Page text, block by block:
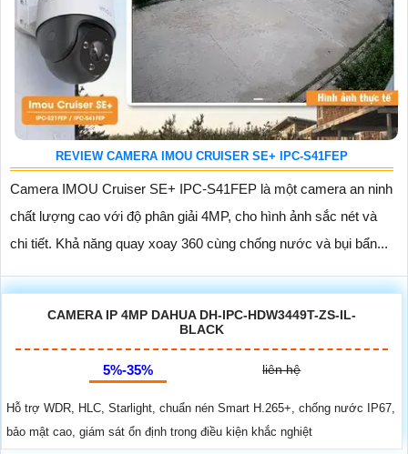
REVIEW CAMERA IMOU CRUISER SE+ IPC-S41FEP
Camera IMOU Cruiser SE+ IPC-S41FEP là một camera an ninh
chất lượng cao với độ phân giải 4MP, cho hình ảnh sắc nét và
chi tiết. Khả năng quay xoay 360 cùng chống nước và bụi bẩn...
CAMERA IP 4MP DAHUA DH-IPC-HDW3449T-ZS-IL-
BLACK
5%-35% liên hệ
Hỗ trợ WDR, HLC, Starlight, chuẩn nén Smart H.265+, chống nước IP67,
bảo mật cao, giám sát ổn định trong điều kiện khắc nghiệt